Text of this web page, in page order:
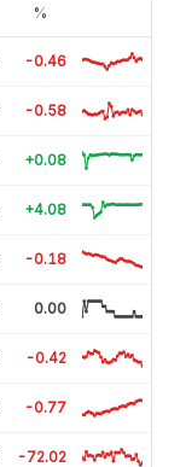
%
-0.46
-0.58
+0.08
+4.08
-0.18
0.00
-0.42
-0.77
-72.02